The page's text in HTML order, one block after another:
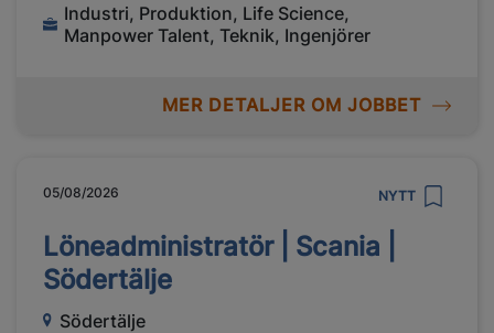
Industri, Produktion, Life Science,
Manpower Talent, Teknik, Ingenjörer
MER DETALJER OM JOBBET
05/08/2026 NYTT
Löneadministratör | Scania |
Södertälje
Södertälje